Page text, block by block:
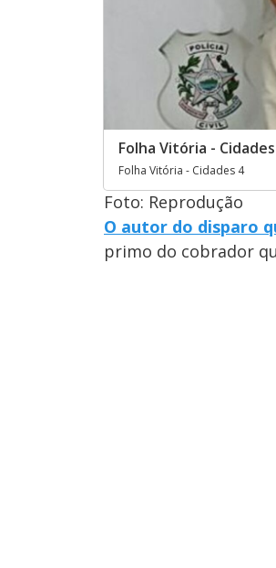
Folha Vitória -
Folha Vitória - Cidades 4
Foto: Reprodução
O autor do disparo
primo do cobrador